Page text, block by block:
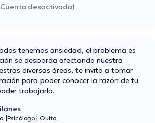
desactivada)
tenemos ansiedad, el problema es
se desborda afectando nuestra
diversas áreas, te invito a tomar
para poder conocer la razón de tu
trabajarla.
Psicólogo Quito